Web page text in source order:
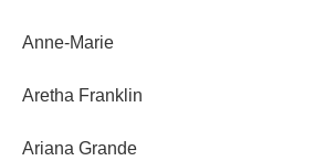
Anne-Marie
Aretha Franklin
Ariana Grande